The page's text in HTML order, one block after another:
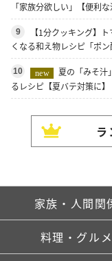
「家族分欲しい」【便利な
9
【1分クッキング】
くなる和え物レシピ「ポン
10 new
夏の「みそ汁
るレシピ【夏バテ対策に】
家族・人間関
料理・グルメ